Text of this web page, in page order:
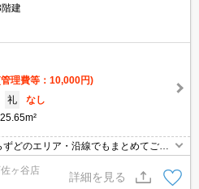
建
理費等：10,000円)
礼
なし
25.65m²
どのエリア・沿線でもまとめてご紹
合はますご相談くださいませ。
ヶ谷店
詳細を見る